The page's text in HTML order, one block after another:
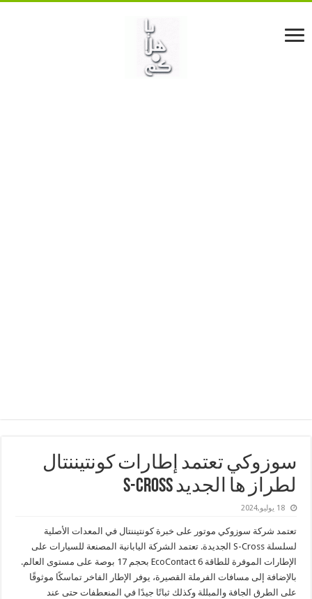
سوزوكي تعتمد إطارات كونتيننتال
لطراز ها الجديد S-Cross
18 يوليو,2024
تعتمد شركة سوزوكي موتور على خبرة كونتيننتال في المعدات الأصلية
لسلسلة S-Cross الجديدة. تعتمد الشركة اليابانية المصنعة للسيارات على
الإطارات الموفرة للطاقة EcoContact 6 بحجم 17 بوصة على مستوى العالم.
بالإضافة إلى مسافات الفرملة القصيرة، يوفر الإطار الفاخر تماسكًا موثوقًا
على الطرق الجافة والمبللة وكذلك ثباتًا جيدًا في المنعطفات حتى عند